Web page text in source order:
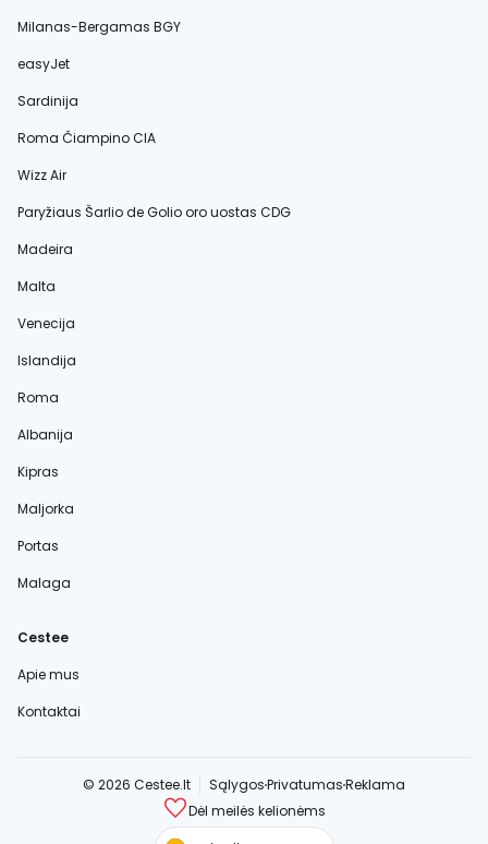
Milanas-Bergamas BGY
easyJet
Sardinija
Roma Čiampino CIA
Wizz Air
Paryžiaus Šarlio de Golio oro uostas CDG
Madeira
Malta
Venecija
Islandija
Roma
Albanija
Kipras
Maljorka
Portas
Malaga
Cestee
Apie mus
Kontaktai
© 2026 Cestee.lt SąlygosPrivatumasReklama
Dėl meilės kelionėms
cestee.com